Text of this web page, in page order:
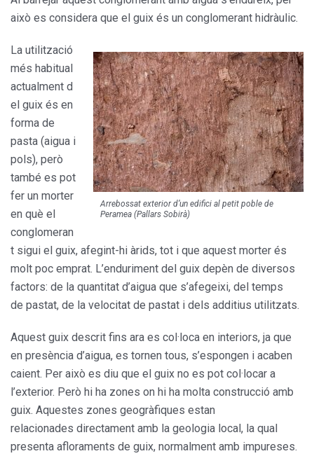
això es considera que el guix és un conglomerant hidràulic.
Arrebossat exterior d’un edifici al petit poble de
Peramea (Pallars Sobirà)
La utilització
més habitual
actualment d
el guix és en
forma de
pasta (aigua i
pols), però
també es pot
fer un morter
en què el
conglomeran
t sigui el guix, afegint-hi àrids, tot i que aquest morter és
molt poc emprat. L’enduriment del guix depèn de diversos
factors: de la quantitat d’aigua que s’afegeixi, del temps
de pastat, de la velocitat de pastat i dels additius utilitzats.
Aquest guix descrit fins ara es col·loca en interiors, ja que
en presència d’aigua, es tornen tous, s’espongen i acaben
caient. Per això es diu que el guix no es pot col·locar a
l’exterior. Però hi ha zones on hi ha molta construcció amb
guix. Aquestes zones geogràfiques estan
relacionades directament amb la geologia local, la qual
presenta afloraments de guix, normalment amb impureses.